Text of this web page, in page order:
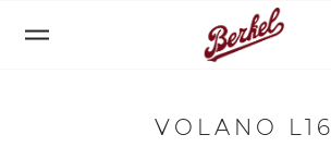
VOLANO L16